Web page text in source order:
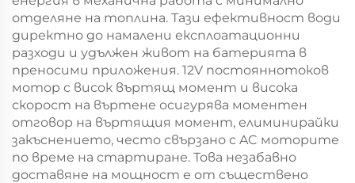
отделяне на топлина. Тази ефективност води
директно до намалени експлоатационни
разходи и удължен живот на батерията в
преносими приложения. 12V постояннотоков
мотор с висок въртящ момент и висока
скорост на въртене осигурява моментен
отговор на въртящия момент, елиминирайки
закъснението, често свързано с AC моторите
по време на стартиране. Това незабавно
доставяне на мощност е от съществено